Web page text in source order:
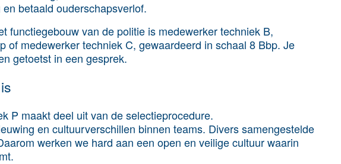
betaald ouderschapsverlof.
functiegebouw van de politie is medewerker techniek B,
of medewerker techniek C, gewaardeerd in schaal 8 Bbp. Je
getoetst in een gesprek.
P maakt deel uit van de selectieprocedure.
en cultuurverschillen binnen teams. Divers samengestelde
werken we hard aan een open en veilige cultuur waarin